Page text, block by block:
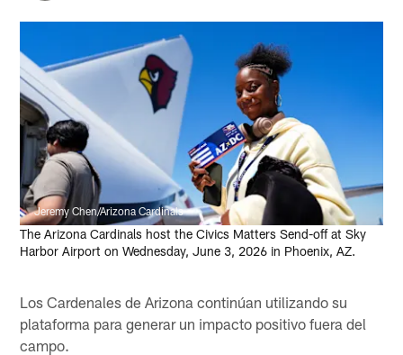
Jeremy Chen/Arizona Cardinals
The Arizona Cardinals host the Civics Matters Send-off at Sky
Harbor Airport on Wednesday, June 3, 2026 in Phoenix, AZ.
Los Cardenales de Arizona continúan utilizando su
plataforma para generar un impacto positivo fuera del
campo.